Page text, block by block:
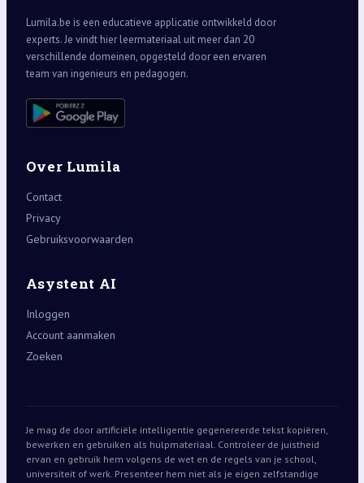
Lumila.be is een educatieve applicatie ontwikkeld door
experts. Je vindt hier leermateriaal uit meer dan 20
verschillende domeinen, opgesteld door een ervaren
team van ingenieurs en pedagogen.
Over Lumila
Contact
Privacy
Gebruiksvoorwaarden
Asystent AI
Inloggen
Account aanmaken
Zoeken
Je mag de door artificiële intelligentie gegenereerde tekst kopiëren,
bewerken en gebruiken als hulpmateriaal. Controleer de juistheid
ervan en gebruik hem volgens de wet en de regels van je school,
universiteit of werk. Presenteer hem niet als je eigen zelfstandige